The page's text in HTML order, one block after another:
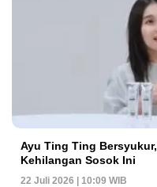
Ayu Ting Ting
Kehilangan Sosok Ini
22 Juli 2026 | 10:09 WIB